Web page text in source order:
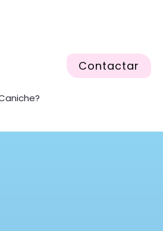
Contactar